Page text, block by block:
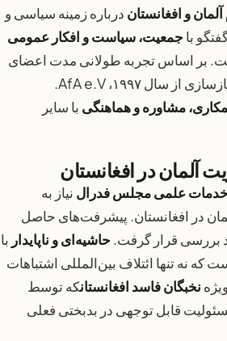
و افغانستان درباره زمینه سیاسی و
با جمعیت، سیاست و افکار عمومی
بر اساس تجربه طولانی مدت اعضای
آن در فرآیندهای مختلف بازسازی از سال ۱۹۹۷، AfA e.V.
مشاوره و هماهنگی با سایر
آلمان در افغانستان
خدمات علمی مجلس فدرال نیاز به
در افغانستان. پیشرفت‌های حاصل
حاشیه‌ای و ناپایدار با
که نه تنها ائتلاف بین‌المللی اشتباهات
نخبگان فاسد افغانستانکه توسط
قابل توجهی در بدبختی فعلی